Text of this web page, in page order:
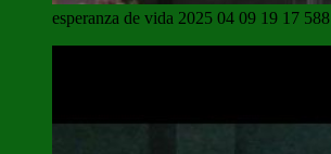
esperanza de vida 2025 04 09 19 17 588